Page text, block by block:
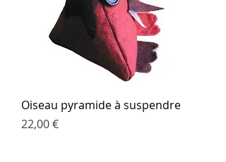
Oiseau pyramide à suspendre
Prix
22,00 €